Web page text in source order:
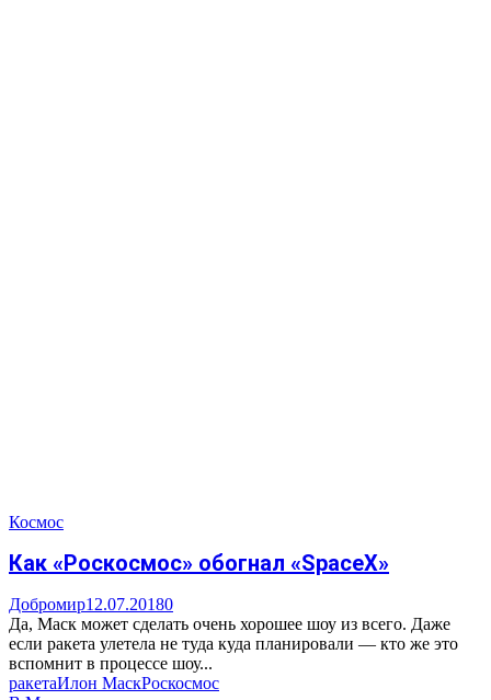
Космос
Как «Роскосмос» обогнал «SpaceX»
Добромир12.07.20180
Да, Маск может сделать очень хорошее шоу из всего. Даже
если ракета улетела не туда куда планировали — кто же это
вспомнит в процессе шоу...
ракетаИлон МаскРоскосмос